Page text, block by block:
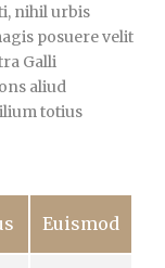
nihil urbis
posuere velit
Galli
aliud
totius
Euismod